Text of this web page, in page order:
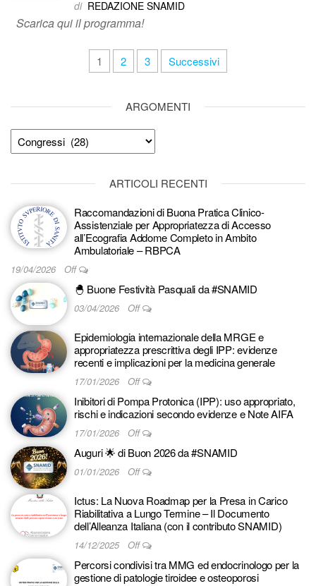
di REDAZIONE SNAMID
Scarica qui il programma!
Paginazione
articoli
1 2 3 Successivi
ARGOMENTI
Argomenti
ARTICOLI RECENTI
Raccomandazioni di Buona Pratica Clinico-
Assistenziale per Appropriatezza di Accesso
all’Ecografia Addome Completo in Ambito
Ambulatoriale – RBPCA
19/04/2026 Off
🐣 Buone Festività Pasquali da #SNAMID
03/04/2026 Off
Epidemiologia internazionale della MRGE e
appropriatezza prescrittiva degli IPP: evidenze
recenti e implicazioni per la medicina generale
17/01/2026 Off
Inibitori di Pompa Protonica (IPP): uso appropriato,
rischi e indicazioni secondo evidenze e Note AIFA
17/01/2026 Off
Auguri 🌟 di Buon 2026 da #SNAMID
01/01/2026 Off
Ictus: La Nuova Roadmap per la Presa in Carico
Riabilitativa a Lungo Termine – Il Documento
dell’Alleanza Italiana (con il contributo SNAMID)
14/12/2025 Off
Percorsi condivisi tra MMG ed endocrinologo per la
gestione di patologie tiroidee e osteoporosi